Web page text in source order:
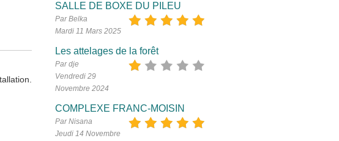
SALLE DE BOXE DU PILEU
Par Belka
Mardi 11 Mars 2025
Les attelages de la forêt
Par dje
Vendredi 29
Novembre 2024
COMPLEXE FRANC-MOISIN
Par Nisana
Jeudi 14 Novembre